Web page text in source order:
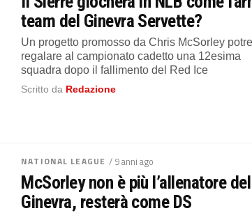
team del Ginevra Servette?
Un progetto promosso da Chris McSorley
regalare al campionato cadetto una 12esima
squadra dopo il fallimento del Red Ice
Scritto da Redazione
NATIONAL LEAGUE / 9 anni ago
McSorley non è più l’allenatore del
Ginevra, resterà come DS